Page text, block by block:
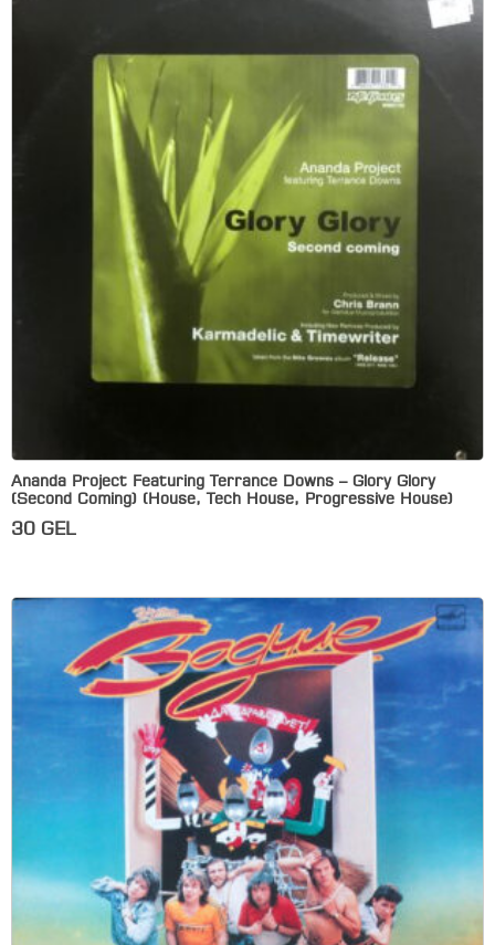
Ananda Project Featuring Terrance Downs – Glory Glory
(Second Coming) (House, Tech House, Progressive House)
30 GEL